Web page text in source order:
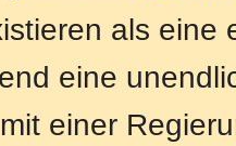
als eine
eine
einer